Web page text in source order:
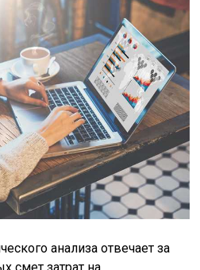
анализа отвечает за